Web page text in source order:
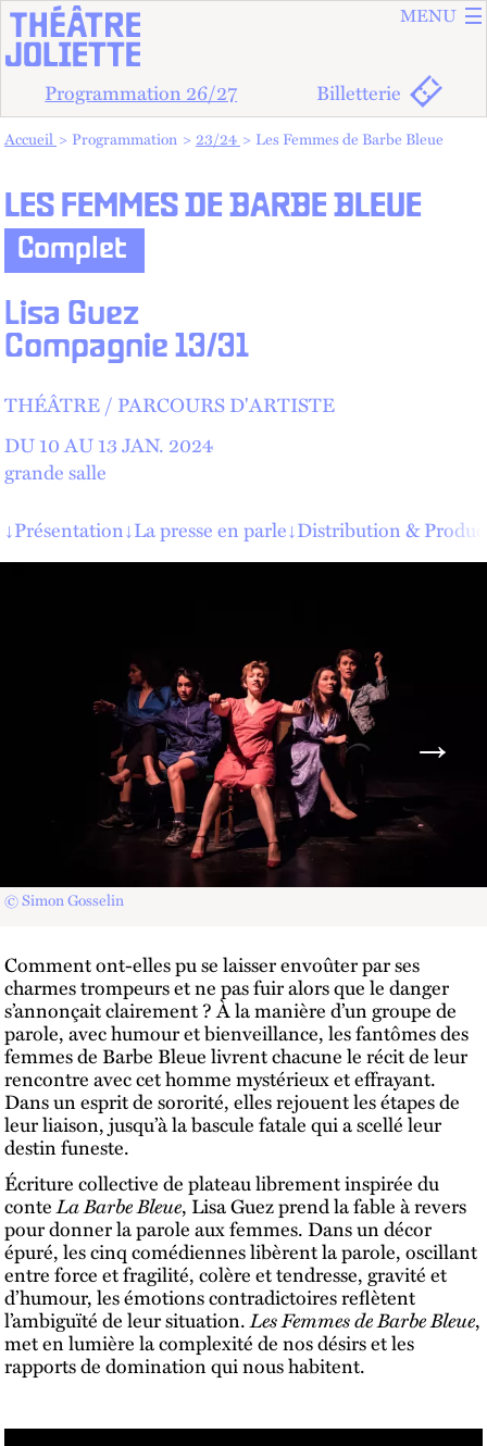
ALLER
ALLER
MENU
Programmation 26/27 Billetterie
Vous êtes dans :
Accueil Programmation 23/24 Les Femmes de Barbe Bleue
LES FEMMES DE BARBE BLEUE
Complet
Lisa Guez
Compagnie 13/31
THÉÂTRE
PARCOURS D'ARTISTE
DU 10 AU13JAN. 2024
grande salle
↓Présentation↓La presse en parle↓Distribution &
© Simon Gosselin
Comment ont-elles pu se laisser envoûter par ses
charmes trompeurs et ne pas fuir alors que le danger
s’annonçait clairement ? À la manière d’un groupe de
parole, avec humour et bienveillance, les fantômes des
femmes de Barbe Bleue livrent chacune le récit de leur
rencontre avec cet homme mystérieux et effrayant.
Dans un esprit de sororité, elles rejouent les étapes de
leur liaison, jusqu’à la bascule fatale qui a scellé leur
destin funeste.
Écriture collective de plateau librement inspirée du
conteLa Barbe Bleue, Lisa Guez prend la fable à revers
pour donner la parole aux femmes. Dans un décor
épuré, les cinq comédiennes libèrent la parole, oscillant
entre force et fragilité, colère et tendresse, gravité et
d’humour, les émotions contradictoires reflètent
l’ambiguïté de leur situation.Les Femmes de Barbe Bleue,
met en lumière la complexité de nos désirs et les
rapports de domination qui nous habitent.